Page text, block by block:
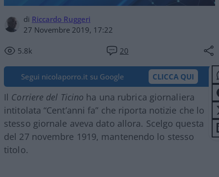
di Riccardo Ruggeri
27 Novembre 2019, 17:22
5.8k 20
Segui nicolaporro.it su Google CLICCA QUI
Il Corriere del Ticino ha una rubrica giornaliera
intitolata “Cent’anni fa” che riporta notizie che lo
stesso giornale aveva dato allora. Scelgo questa
del 27 novembre 1919, mantenendo lo stesso
titolo.